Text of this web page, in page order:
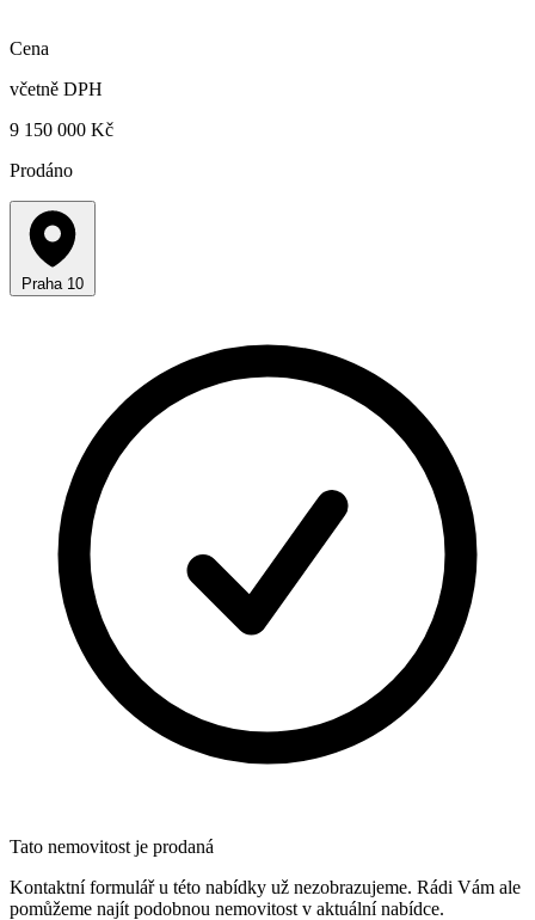
Cena
včetně DPH
9 150 000 Kč
Prodáno
Praha 10
Tato nemovitost je prodaná
Kontaktní formulář u této nabídky už nezobrazujeme. Rádi Vám ale
pomůžeme najít podobnou nemovitost v aktuální nabídce.